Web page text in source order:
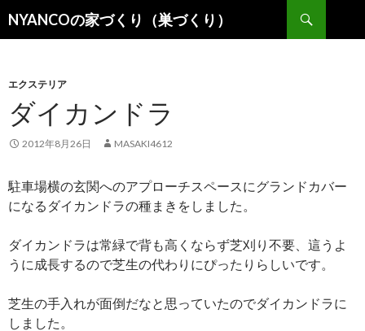
NYANCOの家づくり（巣づくり）
索
ン
へ
動
エクステリア
ダイカンドラ
2012年8月26日 MASAKI4612
駐車場横の玄関へのアプローチスペースにグランドカバー
になるダイカンドラの種まきをしました。
ダイカンドラは常緑で背も高くならず芝刈り不要、這うよ
うに成長するので芝生の代わりにぴったりらしいです。
芝生の手入れが面倒だなと思っていたのでダイカンドラに
しました。